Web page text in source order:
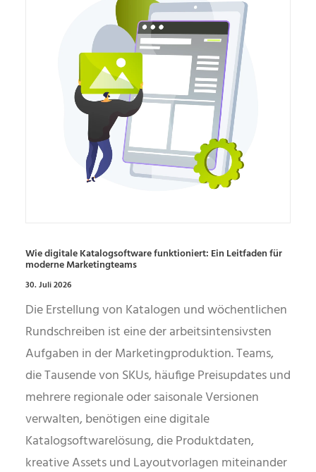
Wie digitale Katalogsoftware funktioniert: Ein Leitfaden für
moderne Marketingteams
30. Juli 2026
Die Erstellung von Katalogen und wöchentlichen
Rundschreiben ist eine der arbeitsintensivsten
Aufgaben in der Marketingproduktion. Teams,
die Tausende von SKUs, häufige Preisupdates und
mehrere regionale oder saisonale Versionen
verwalten, benötigen eine digitale
Katalogsoftwarelösung, die Produktdaten,
kreative Assets und Layoutvorlagen miteinander